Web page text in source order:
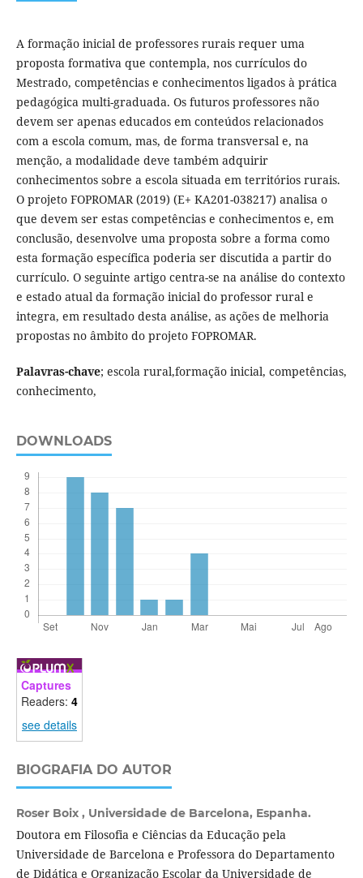
A formação inicial de professores rurais requer uma
proposta formativa que contempla, nos currículos do
Mestrado, competências e conhecimentos ligados à prática
pedagógica multi-graduada. Os futuros professores não
devem ser apenas educados em conteúdos relacionados
com a escola comum, mas, de forma transversal e, na
menção, a modalidade deve também adquirir
conhecimentos sobre a escola situada em territórios rurais.
O projeto FOPROMAR (2019) (E+ KA201-038217) analisa o
que devem ser estas competências e conhecimentos e, em
conclusão, desenvolve uma proposta sobre a forma como
esta formação específica poderia ser discutida a partir do
currículo. O seguinte artigo centra-se na análise do contexto
e estado atual da formação inicial do professor rural e
integra, em resultado desta análise, as ações de melhoria
propostas no âmbito do projeto FOPROMAR.
Palavras-chave; escola rural,formação inicial, competências,
conhecimento,
DOWNLOADS
Captures
Readers: 4
see details
BIOGRAFIA DO AUTOR
Roser Boix , Universidade de Barcelona, Espanha.
Doutora em Filosofia e Ciências da Educação pela
Universidade de Barcelona e Professora do Departamento
de Didática e Organização Escolar da Universidade de